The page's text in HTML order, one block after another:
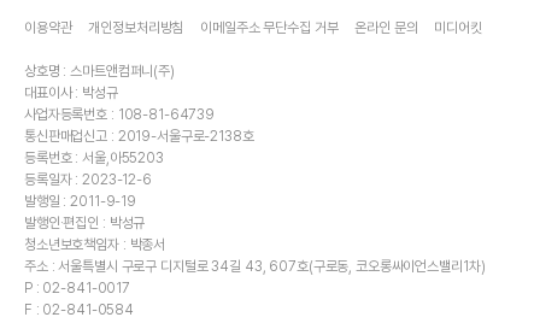
이용약관 개인정보처리방침 이메일주소 무단수집 거부 온라인 문의 미디어킷
상호명 : 스마트앤컴퍼니(주)
대표이사 : 박성규
사업자등록번호 : 108-81-64739
통신판매업신고 : 2019-서울구로-2138호
등록번호 : 서울,아55203
등록일자 : 2023-12-6
발행일 : 2011-9-19
발행인·편집인 : 박성규
청소년보호책임자 : 박종서
주소 : 서울특별시 구로구 디지털로 34길 43, 607호(구로동, 코오롱싸이언스밸리1차)
P : 02-841-0017
F : 02-841-0584